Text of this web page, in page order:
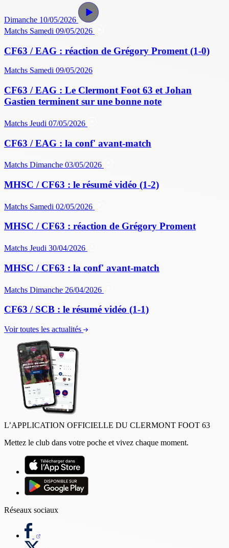
Dimanche 10/05/2026
Matchs Samedi 09/05/2026
CF63 / EAG : réaction de Grégory Proment (1-0)
Matchs Samedi 09/05/2026
CF63 / EAG : Le Clermont Foot 63 et Johan
Gastien terminent sur une bonne note
Matchs Jeudi 07/05/2026
CF63 / EAG : la conf' avant-match
Matchs Dimanche 03/05/2026
MHSC / CF63 : le résumé vidéo (1-2)
Matchs Samedi 02/05/2026
MHSC / CF63 : réaction de Grégory Proment
Matchs Jeudi 30/04/2026
MHSC / CF63 : la conf' avant-match
Matchs Dimanche 26/04/2026
CF63 / SCB : le résumé vidéo (1-1)
Voir toutes les actualités
L’APPLICATION OFFICIELLE DU CLERMONT FOOT 63
Mettez le club dans votre poche et vivez chaque moment.
Réseaux sociaux